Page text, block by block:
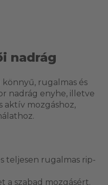
nadrág
rugalmas és
nadrág enyhe, illetve
aktív mozgáshoz,
teljesen rugalmas rip-
a szabad mozgásért.